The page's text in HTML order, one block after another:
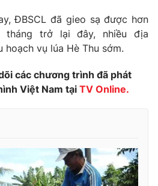
lai
ĐBSCL đã gieo sạ được hơn
tháng trở lại đây, nhiều địa
vụ lúa Hè Thu sớm.
các chương trình đã phát
Việt Nam tại TV Online.